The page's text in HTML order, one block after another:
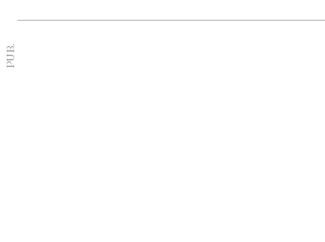
PUB.